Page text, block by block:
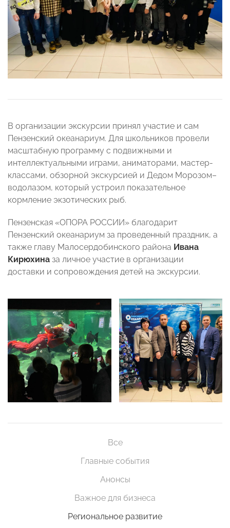
В организации экскурсии принял участие и сам
Пензенский океанариум. Для школьников провели
масштабную программу с подвижными и
интеллектуальными играми, аниматорами, мастер-
классами, обзорной экскурсией и Дедом Морозом–
водолазом, который устроил показательное
кормление экзотических рыб.
Пензенская «ОПОРА РОССИИ» благодарит
Пензенский океанариум за проведенный праздник, а
также главу Малосердобинского района Ивана
Кирюхина за личное участие в организации
доставки и сопровождения детей на экскурсии.
Все
Главные события
Анонсы
Важное для бизнеса
Региональное развитие